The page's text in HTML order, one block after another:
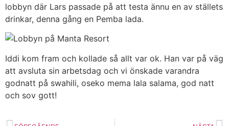
lobbyn där Lars passade på att testa ännu en av ställets
drinkar, denna gång en Pemba lada.
Iddi kom fram och kollade så allt var ok. Han var på väg
att avsluta sin arbetsdag och vi önskade varandra
godnatt på swahili, oseko mema lala salama, god natt
och sov gott!